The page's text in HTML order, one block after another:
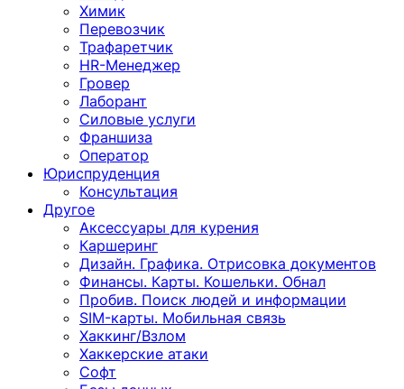
Химик
Перевозчик
Трафаретчик
HR-Менеджер
Гровер
Лаборант
Силовые услуги
Франшиза
Оператор
Юриспруденция
Консультация
Другoе
Аксессуары для курения
Каршеринг
Дизайн. Графика. Отрисовка документов
Финансы. Карты. Кошельки. Обнал
Пробив. Поиск людей и информации
SIM-карты. Мобильная связь
Хаккинг/Взлом
Хаккерские атаки
Софт